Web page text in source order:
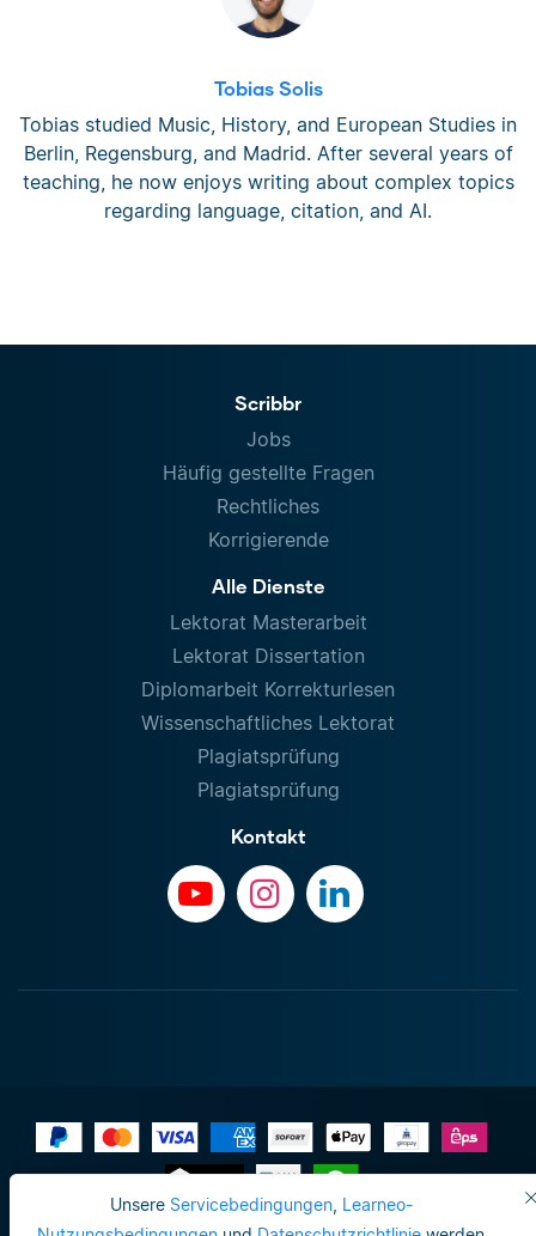
Unsere Servicebedingungen, Learneo-
Tobias Solis
Tobias studied Music, History, and European Studies in
Berlin, Regensburg, and Madrid. After several years of
teaching, he now enjoys writing about complex topics
regarding language, citation, and AI.
Scribbr
Jobs
Häufig gestellte Fragen
Rechtliches
Korrigierende
Alle Dienste
Lektorat Masterarbeit
Lektorat Dissertation
Diplomarbeit Korrekturlesen
Wissenschaftliches Lektorat
Plagiatsprüfung
Plagiatsprüfung
Kontakt
Impressum